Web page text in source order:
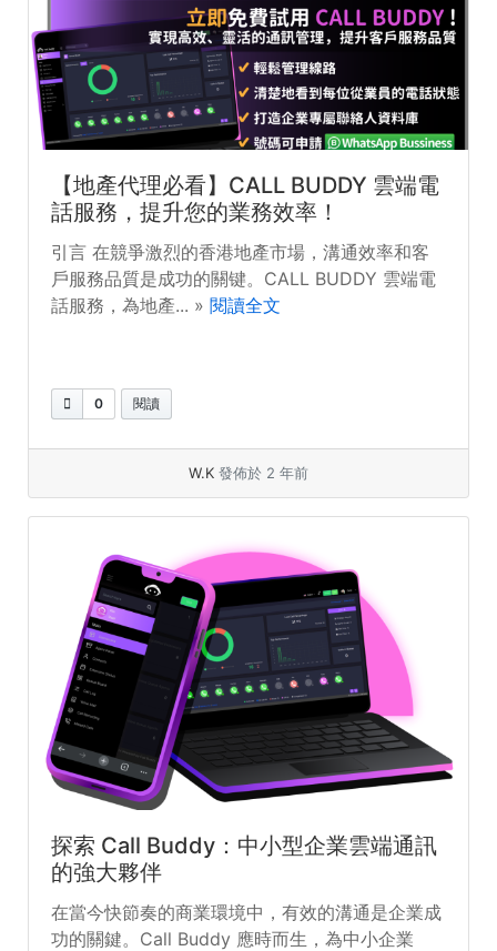
【地產代理必看】CALL BUDDY 雲端電
話服務，提升您的業務效率！
引言 在競爭激烈的香港地產市場，溝通效率和客
戶服務品質是成功的關键。CALL BUDDY 雲端電
話服務，為地產... » 閱讀全文
0 閱讀
W.K 發佈於 2 年前
探索 Call Buddy：中小型企業雲端通訊
的強大夥伴
在當今快節奏的商業環境中，有效的溝通是企業成
功的關鍵。Call Buddy 應時而生，為中小企業